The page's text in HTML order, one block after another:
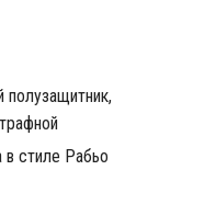
полузащитник,
в стиле Рабьо